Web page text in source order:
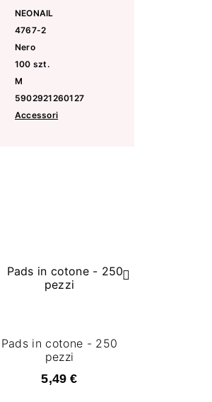
NEONAIL
4767-2
Nero
100 szt.
M
5902921260127
Accessori
Pads in cotone - 250
pezzi
5,49 €